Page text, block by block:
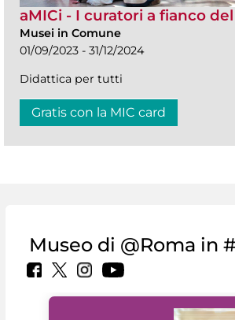
aMICi - I curatori a fianco
Musei in Comune
01/09/2023 - 31/12/2024
Didattica per tutti
Gratis con la MIC card
Museo di @Roma in